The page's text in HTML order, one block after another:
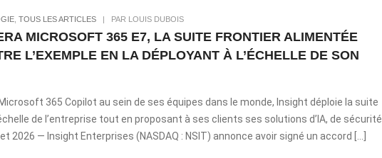
TOUS LES ARTICLES | PAR LOUIS DUBOIS
MICROSOFT 365 E7, LA SUITE FRONTIER ALIMENTÉE
L’EXEMPLE EN LA DÉPLOYANT À L’ÉCHELLE DE SON
365 Copilot au sein de ses équipes dans le monde, Insight déploie la suite
de l’entreprise tout en proposant à ses clients ses solutions d’IA, de sécurité
2026 — Insight Enterprises (NASDAQ : NSIT) annonce avoir signé un accord […]